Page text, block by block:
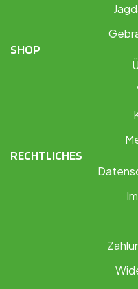
SHOP
RECHTLICHES